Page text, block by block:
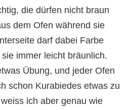
die dürfen nicht braun
dem Ofen während sie
darf dabei Farbe
immer leicht bräunlich.
Übung, und jeder Ofen
schon Kurabiedes etwas zu
ich aber genau wie